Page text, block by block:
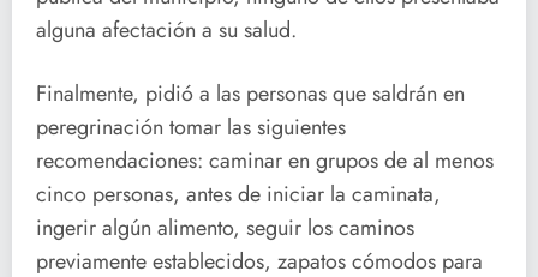
alguna afectación a su salud.
Finalmente, pidió a las personas que saldrán en
peregrinación tomar las siguientes
recomendaciones: caminar en grupos de al menos
cinco personas, antes de iniciar la caminata,
ingerir algún alimento, seguir los caminos
previamente establecidos, zapatos cómodos para